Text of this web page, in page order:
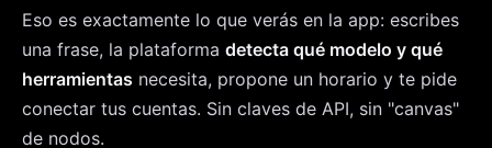
Eso es exactamente lo que verás en la app: escribes
una frase, la plataforma detecta qué modelo y qué
herramientas necesita, propone un horario y te pide
conectar tus cuentas. Sin claves de API, sin "canvas"
de nodos.